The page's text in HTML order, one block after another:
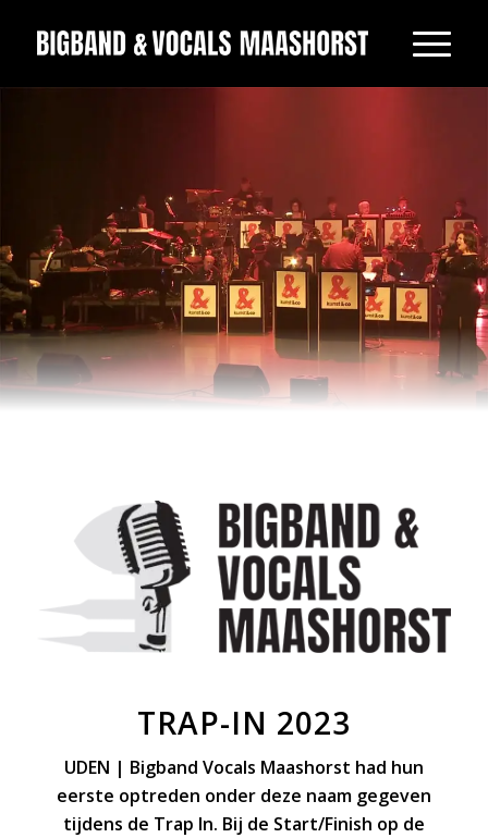
TRAP-IN 2023
UDEN | Bigband Vocals Maashorst had hun
eerste optreden onder deze naam gegeven
tijdens de Trap In. Bij de Start/Finish op de